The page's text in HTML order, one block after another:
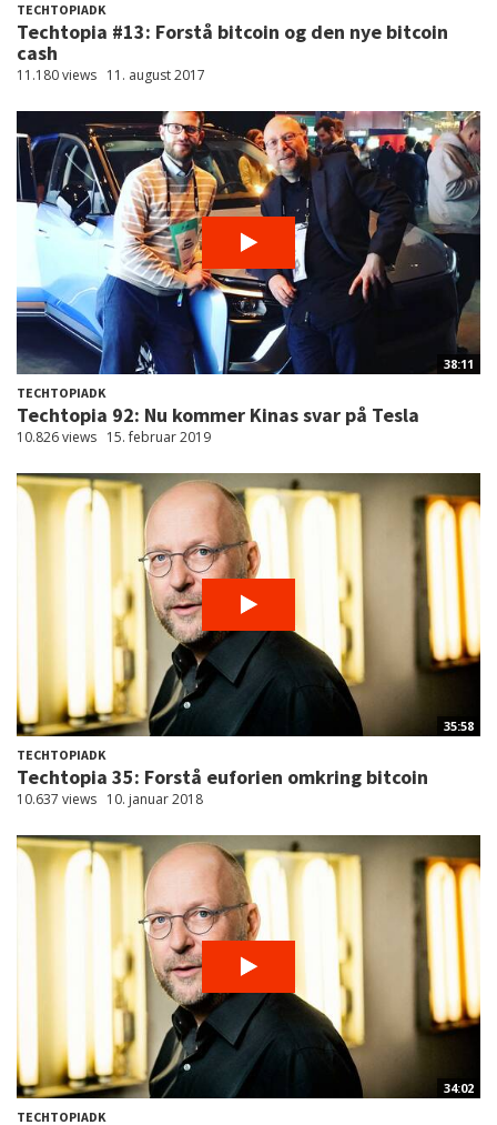
TECHTOPIADK
Techtopia #13: Forstå bitcoin og den nye bitcoin
cash
11.180 views 11. august 2017
38:11
TECHTOPIADK
Techtopia 92: Nu kommer Kinas svar på Tesla
10.826 views 15. februar 2019
35:58
TECHTOPIADK
Techtopia 35: Forstå euforien omkring bitcoin
10.637 views 10. januar 2018
34:02
TECHTOPIADK